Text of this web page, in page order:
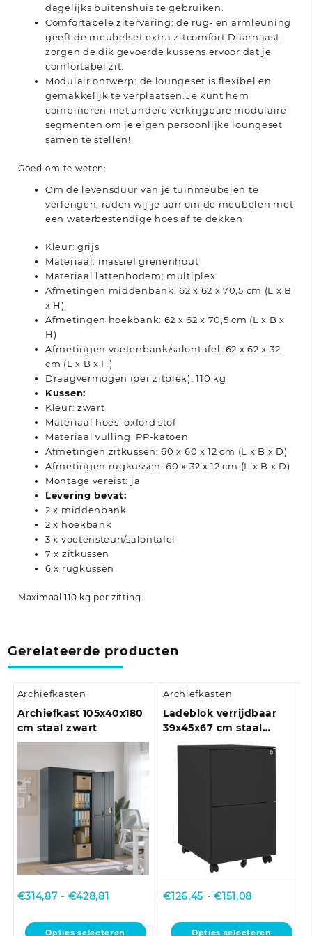
dagelijks buitenshuis te gebruiken.
Comfortabele zitervaring: de rug- en armleuning
geeft de meubelset extra zitcomfort.Daarnaast
zorgen de dik gevoerde kussens ervoor dat je
comfortabel zit.
Modulair ontwerp: de loungeset is flexibel en
gemakkelijk te verplaatsen.Je kunt hem
combineren met andere verkrijgbare modulaire
segmenten om je eigen persoonlijke loungeset
samen te stellen!
Goed om te weten:
Om de levensduur van je tuinmeubelen te
verlengen, raden wij je aan om de meubelen met
een waterbestendige hoes af te dekken.
Kleur: grijs
Materiaal: massief grenenhout
Materiaal lattenbodem: multiplex
Afmetingen middenbank: 62 x 62 x 70,5 cm (L x B
x H)
Afmetingen hoekbank: 62 x 62 x 70,5 cm (L x B x
H)
Afmetingen voetenbank/salontafel: 62 x 62 x 32
cm (L x B x H)
Draagvermogen (per zitplek): 110 kg
Kussen:
Kleur: zwart
Materiaal hoes: oxford stof
Materiaal vulling: PP-katoen
Afmetingen zitkussen: 60 x 60 x 12 cm (L x B x D)
Afmetingen rugkussen: 60 x 32 x 12 cm (L x B x D)
Montage vereist: ja
Levering bevat:
2 x middenbank
2 x hoekbank
3 x voetensteun/salontafel
7 x zitkussen
6 x rugkussen
Maximaal 110 kg per zitting.
Gerelateerde producten
Archiefkasten
Archiefkast 105x40x180
cm staal zwart
€314,87 - €428,81 Prijsklasse:
tot
Opties selecteren
Dit
Archiefkasten
Ladeblok verrijdbaar
39x45x67 cm staal
antracietkleurig
€126,45 - €151,08
tot
Opties selecteren
Dit